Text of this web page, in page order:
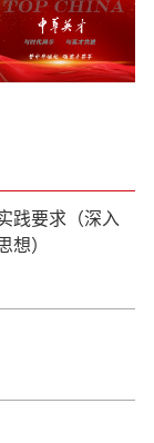
践要求（深入
想）